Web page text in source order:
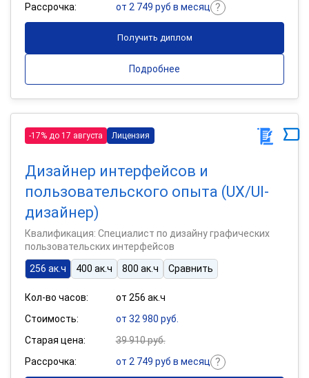
Рассрочка:
от 2 749 руб в месяц
Получить диплом
Подробнее
-17% до 17 августа Лицензия
Дизайнер интерфейсов и
пользовательского опыта (UX/UI-
дизайнер)
Квалификация: Специалист по дизайну графических
пользовательских интерфейсов
256 ак.ч
400 ак.ч 800 ак.ч Сравнить
Кол-во часов:
от 256 ак.ч
Стоимость:
от 32 980 руб.
Старая цена:
39 910 руб.
Рассрочка:
от 2 749 руб в месяц